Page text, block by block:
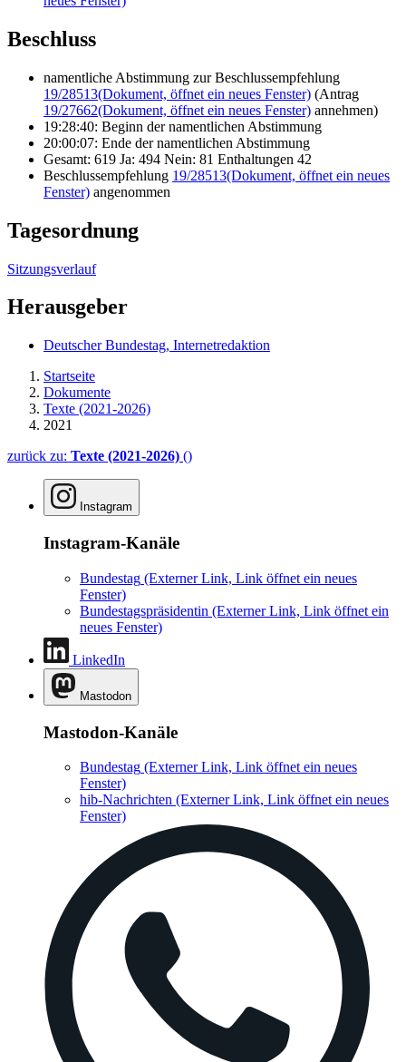
Beschluss
namentliche Abstimmung zur Beschlussempfehlung
19/28513(Dokument, öffnet ein neues Fenster) (Antrag
19/27662(Dokument, öffnet ein neues Fenster) annehmen)
19:28:40: Beginn der namentlichen Abstimmung
20:00:07: Ende der namentlichen Abstimmung
Gesamt: 619 Ja: 494 Nein: 81 Enthaltungen 42
Beschlussempfehlung 19/28513(Dokument, öffnet ein neues
Fenster) angenommen
Tagesordnung
Sitzungsverlauf
Herausgeber
Deutscher Bundestag, Internetredaktion
Startseite
Dokumente
Texte (2021-2026)
2021
zurück zu: Texte (2021-2026) ()
Instagram
Instagram-Kanäle
Bundestag (Externer Link, Link öffnet ein neues
Fenster)
Bundestagspräsidentin (Externer Link, Link öffnet ein
neues Fenster)
LinkedIn
Mastodon
Mastodon-Kanäle
Bundestag (Externer Link, Link öffnet ein neues
Fenster)
hib-Nachrichten (Externer Link, Link öffnet ein neues
Fenster)